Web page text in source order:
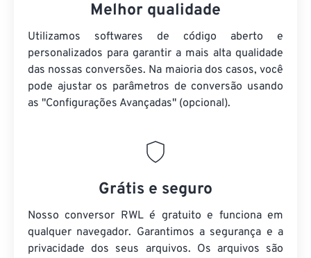
Melhor qualidade
Utilizamos softwares de código aberto e
personalizados para garantir a mais alta qualidade
das nossas conversões. Na maioria dos casos, você
pode ajustar os parâmetros de conversão usando
as "Configurações Avançadas" (opcional).
Grátis e seguro
Nosso conversor RWL é gratuito e funciona em
qualquer navegador. Garantimos a segurança e a
privacidade dos seus arquivos. Os arquivos são